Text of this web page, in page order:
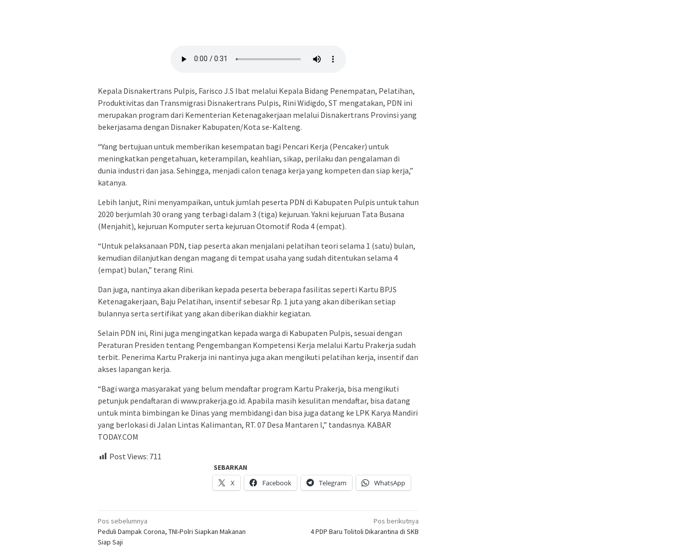
Kepala Disnakertrans Pulpis, Farisco J.S Ibat melalui Kepala Bidang Penempatan, Pelatihan,
Produktivitas dan Transmigrasi Disnakertrans Pulpis, Rini Widigdo, ST mengatakan, PDN ini
merupakan program dari Kementerian Ketenagakerjaan melalui Disnakertrans Provinsi yang
bekerjasama dengan Disnaker Kabupaten/Kota se-Kalteng.
“Yang bertujuan untuk memberikan kesempatan bagi Pencari Kerja (Pencaker) untuk
meningkatkan pengetahuan, keterampilan, keahlian, sikap, perilaku dan pengalaman di
dunia industri dan jasa. Sehingga, menjadi calon tenaga kerja yang kompeten dan siap kerja,”
katanya.
Lebih lanjut, Rini menyampaikan, untuk jumlah peserta PDN di Kabupaten Pulpis untuk tahun
2020 berjumlah 30 orang yang terbagi dalam 3 (tiga) kejuruan. Yakni kejuruan Tata Busana
(Menjahit), kejuruan Komputer serta kejuruan Otomotif Roda 4 (empat).
“Untuk pelaksanaan PDN, tiap peserta akan menjalani pelatihan teori selama 1 (satu) bulan,
kemudian dilanjutkan dengan magang di tempat usaha yang sudah ditentukan selama 4
(empat) bulan,” terang Rini.
Dan juga, nantinya akan diberikan kepada peserta beberapa fasilitas seperti Kartu BPJS
Ketenagakerjaan, Baju Pelatihan, insentif sebesar Rp. 1 juta yang akan diberikan setiap
bulannya serta sertifikat yang akan diberikan diakhir kegiatan.
Selain PDN ini, Rini juga mengingatkan kepada warga di Kabupaten Pulpis, sesuai dengan
Peraturan Presiden tentang Pengembangan Kompetensi Kerja melalui Kartu Prakerja sudah
terbit. Penerima Kartu Prakerja ini nantinya juga akan mengikuti pelatihan kerja, insentif dan
akses lapangan kerja.
“Bagi warga masyarakat yang belum mendaftar program Kartu Prakerja, bisa mengikuti
petunjuk pendaftaran di www.prakerja.go.id. Apabila masih kesulitan mendaftar, bisa datang
untuk minta bimbingan ke Dinas yang membidangi dan bisa juga datang ke LPK Karya Mandiri
yang berlokasi di Jalan Lintas Kalimantan, RT. 07 Desa Mantaren l,” tandasnya. KABAR
TODAY.COM
Post Views: 711
SEBARKAN
X
Facebook Telegram WhatsApp
Navigasi
pos
Pos sebelumnya
Peduli Dampak Corona, TNI-Polri Siapkan Makanan
Siap Saji
Pos berikutnya
4 PDP Baru Tolitoli Dikarantina di SKB